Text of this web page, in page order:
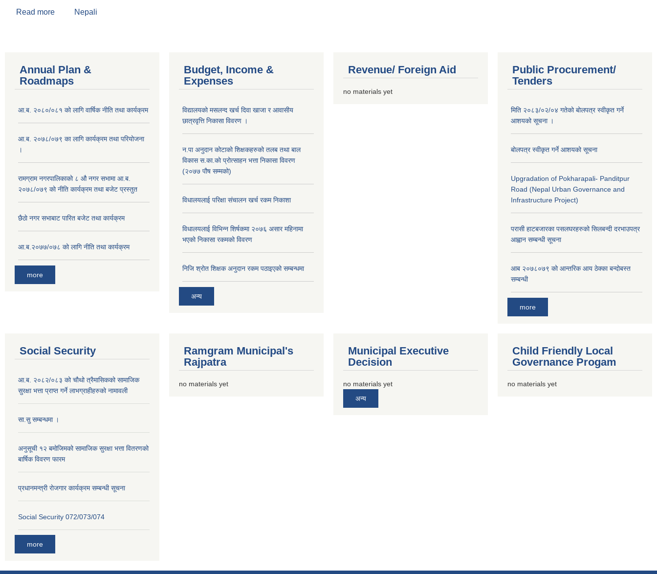
Read more about Koselendra Yadav
Nepali
Annual Plan &
Roadmaps
आ.ब. २०८०/०८१ को लागि वार्षिक नीति तथा कार्यक्रम
आ.ब. २०७८/०७९ का लागि कार्यक्रम तथा परियोजना
।
‍रामग्राम नगरपालिकाको ८ औ नगर सभामा आ‍.ब.
२०७८/०७९ को नीति कार्यक्रम तथा बजेट प्रस्तुत
छै‌ठाे नगर सभाबाट पारित बजेट तथा कार्यक्रम
आ.ब.२०७७/०७८ को लागि नीति तथा कार्यक्रम
more
Budget, Income &
Expenses
विद्यालयको मसलन्द खर्च दिवा खाजा र आवासीय
छात्रवृत्ति निकासा विवरण ।
न.पा अनुदान कोटाको शिक्षकहरुको तलब तथा बाल
विकास स.का.काे प्रोत्साहन भत्ता निकासा विवरण
(२०७७ पौष सम्मको)
विधालयलाई परिक्षा स‌ंचालन खर्च रकम निकाशा
विधालयलाई विभिन्न शिर्षकमा २०७६ असार महिनामा
भएको निकासा रकमको विवरण
निजि श्रोत शिक्षक अनुदान रकम पठाइएको सम्बन्धमा
अन्य
Revenue/ Foreign Aid
no materials yet
Public Procurement/
Tenders
मिति २०८३/०२/०४ गतेको बोलपत्र स्वीकृत गर्ने
आशयको सूचना ।
बोलपत्र स्वीकृत गर्ने आशयको सूचना
Upgradation of Pokharapali- Panditpur
Road (Nepal Urban Governance and
Infrastructure Project)
परासी हाटबजारका पसलघरहरुको सिलबन्दी दरभाउपत्र
आह्वान सम्बन्धी सूचना
आ‍ब २०७८०७९ को आन्तरिक आय ठेक्का बन्दोबस्त
सम्बन्धी
more
Social Security
आ.ब. २०८२/०८३ को चौथो त्रैमासिकको सामाजिक
सुरक्षा भत्ता प्राप्त गर्ने लाभग्राहीहरुको नामावली
सा.सु सम्बन्धमा ।
अनुसूची १२ बमोजिमको सामाजिक सुरक्षा भत्ता वितरणको
बार्षिक विवरण फारम
प्रधानमन्त्री राेजगार कार्यक्रम सम्बन्धी सूचना
Social Security 072/073/074
more
Ramgram Municipal's
Rajpatra
no materials yet
Municipal Executive
Decision
no materials yet
अन्य
Child Friendly Local
Governance Progam
no materials yet